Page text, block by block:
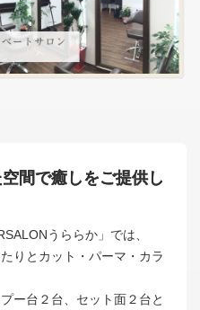
間で癒しをご提供し
うららか」では、
りとカット・パーマ・カラ
ー台２台、セット面２台と